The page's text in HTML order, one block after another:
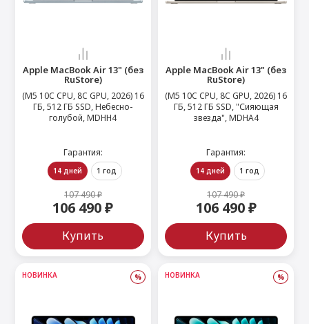
Mouse
Magic Keyboard
Apple MacBook Air 13" (без
RuStore)
(M5 10C CPU, 8C GPU, 2026) 16
ГБ, 512 ГБ SSD, Небесно-
голубой, MDHH4
Гарантия:
14 дней 1 год
107 490 ₽
106 490 ₽
Купить
Apple MacBook Air 13" (без
RuStore)
(M5 10C CPU, 8C GPU, 2026) 16
ГБ, 512 ГБ SSD, "Сияющая
звезда", MDHA4
Гарантия:
14 дней 1 год
107 490 ₽
106 490 ₽
Купить
НОВИНКА % НОВИНКА %